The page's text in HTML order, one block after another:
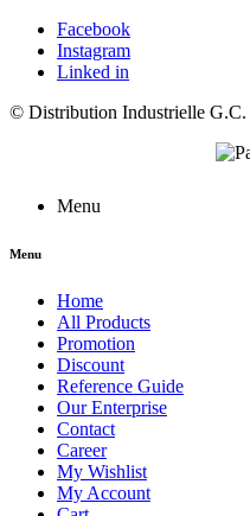
Facebook
Instagram
Linked in
© Distribution Industrielle G.C.
Menu
Menu
Home
All Products
Promotion
Discount
Reference Guide
Our Enterprise
Contact
Career
My Wishlist
My Account